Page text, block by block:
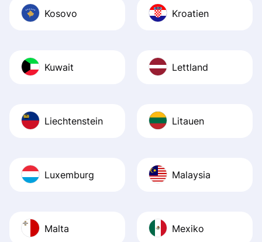
Kosovo Kroatien
Kuwait Lettland
Liechtenstein Litauen
Luxemburg Malaysia
Malta Mexiko